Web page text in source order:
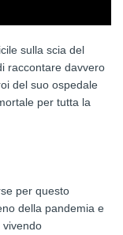
sulla scia del
raccontare davvero
del suo ospedale
per tutta la
per questo
della pandemia e
vivendo